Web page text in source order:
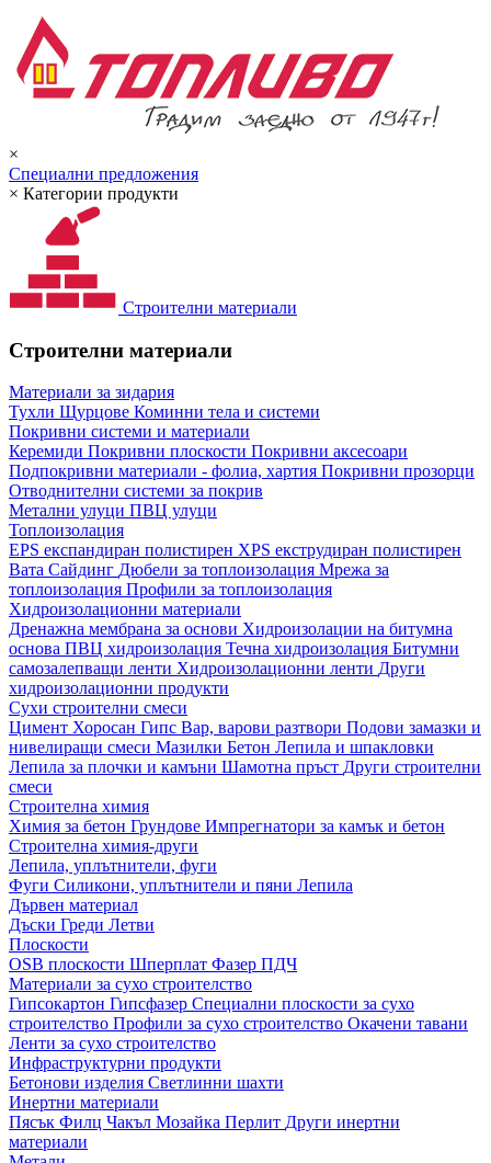
×
Специални предложения
× Категории продукти
Строителни материали
Строителни материали
Материали за зидария
Тухли Щурцове Коминни тела и системи
Покривни системи и материали
Керемиди Покривни плоскости Покривни аксесоари
Подпокривни материали - фолиа, хартия Покривни прозорци
Отводнителни системи за покрив
Метални улуци ПВЦ улуци
Топлоизолация
EPS експандиран полистирен XPS екструдиран полистирен
Вата Сайдинг Дюбели за топлоизолация Мрежа за
топлоизолация Профили за топлоизолация
Хидроизолационни материали
Дренажна мембрана за основи Хидроизолации на битумна
основа ПВЦ хидроизолация Течна хидроизолация Битумни
самозалепващи ленти Хидроизолационни ленти Други
хидроизолационни продукти
Сухи строителни смеси
Цимент Хоросан Гипс Вар, варови разтвори Подови замазки и
нивелиращи смеси Мазилки Бетон Лепила и шпакловки
Лепила за плочки и камъни Шамотна пръст Други строителни
смеси
Строителна химия
Химия за бетон Грундове Импрегнатори за камък и бетон
Строителна химия-други
Лепила, уплътнители, фуги
Фуги Силикони, уплътнители и пяни Лепила
Дървен материал
Дъски Греди Летви
Плоскости
OSB плоскости Шперплат Фазер ПДЧ
Материали за сухо строителство
Гипсокартон Гипсфазер Специални плоскости за сухо
строителство Профили за сухо строителство Окачени тавани
Ленти за сухо строителство
Инфраструктурни продукти
Бетонови изделия Светлинни шахти
Инертни материали
Пясък Филц Чакъл Мозайкa Перлит Други инертни
материали